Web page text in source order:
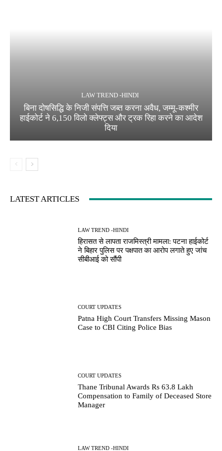
LAW TREND -HINDI
बिना दोषसिद्धि के निजी संपत्ति जब्त करना अवैध, जम्मू-कश्मीर
हाईकोर्ट ने 6,150 विलो क्लेफ्ट्स और ट्रक रिहा करने का आदेश
दिया
LATEST ARTICLES
LAW TREND -HINDI
हिरासत से लापता राजमिस्त्री मामला: पटना हाईकोर्ट
ने बिहार पुलिस पर पक्षपात का आरोप लगाते हुए जांच
सीबीआई को सौंपी
COURT UPDATES
Patna High Court Transfers Missing Mason
Case to CBI Citing Police Bias
COURT UPDATES
Thane Tribunal Awards Rs 63.8 Lakh
Compensation to Family of Deceased Store
Manager
LAW TREND -HINDI